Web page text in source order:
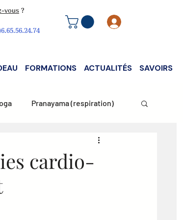
vous ?
FORMATIONS ACTUALITÉS SAVOIRS
Pranayama (respiration)
cardio-